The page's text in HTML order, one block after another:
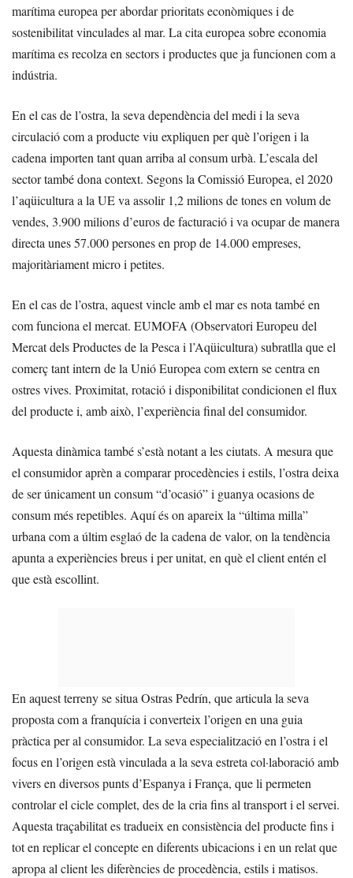
marítima europea per abordar prioritats econòmiques i de
sostenibilitat vinculades al mar. La cita europea sobre economia
marítima es recolza en sectors i productes que ja funcionen com a
indústria.
En el cas de l’ostra, la seva dependència del medi i la seva
circulació com a producte viu expliquen per què l’origen i la
cadena importen tant quan arriba al consum urbà. L’escala del
sector també dona context. Segons la Comissió Europea, el 2020
l’aqüicultura a la UE va assolir 1,2 milions de tones en volum de
vendes, 3.900 milions d’euros de facturació i va ocupar de manera
directa unes 57.000 persones en prop de 14.000 empreses,
majoritàriament micro i petites.
En el cas de l’ostra, aquest vincle amb el mar es nota també en
com funciona el mercat. EUMOFA (Observatori Europeu del
Mercat dels Productes de la Pesca i l’Aqüicultura) subratlla que el
comerç tant intern de la Unió Europea com extern se centra en
ostres vives. Proximitat, rotació i disponibilitat condicionen el flux
del producte i, amb això, l’experiència final del consumidor.
Aquesta dinàmica també s’està notant a les ciutats. A mesura que
el consumidor aprèn a comparar procedències i estils, l’ostra deixa
de ser únicament un consum “d’ocasió” i guanya ocasions de
consum més repetibles. Aquí és on apareix la “última milla”
urbana com a últim esglaó de la cadena de valor, on la tendència
apunta a experiències breus i per unitat, en què el client entén el
que està escollint.
En aquest terreny se situa Ostras Pedrín, que articula la seva
proposta com a franquícia i converteix l’origen en una guia
pràctica per al consumidor. La seva especialització en l’ostra i el
focus en l’origen està vinculada a la seva estreta col·laboració amb
vivers en diversos punts d’Espanya i França, que li permeten
controlar el cicle complet, des de la cria fins al transport i el servei.
Aquesta traçabilitat es tradueix en consistència del producte fins i
tot en replicar el concepte en diferents ubicacions i en un relat que
apropa al client les diferències de procedència, estils i matisos.